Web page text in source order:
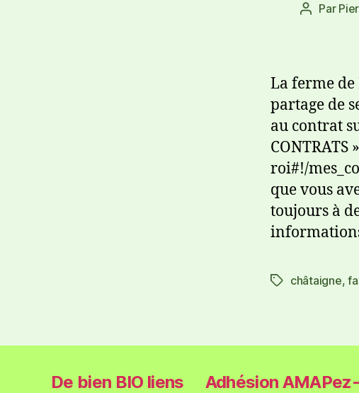
Par
La ferme de
partage de
au contrat
roi#!/
que vous
toujours à
châtaigne,
De bien BIO liens Adhésion